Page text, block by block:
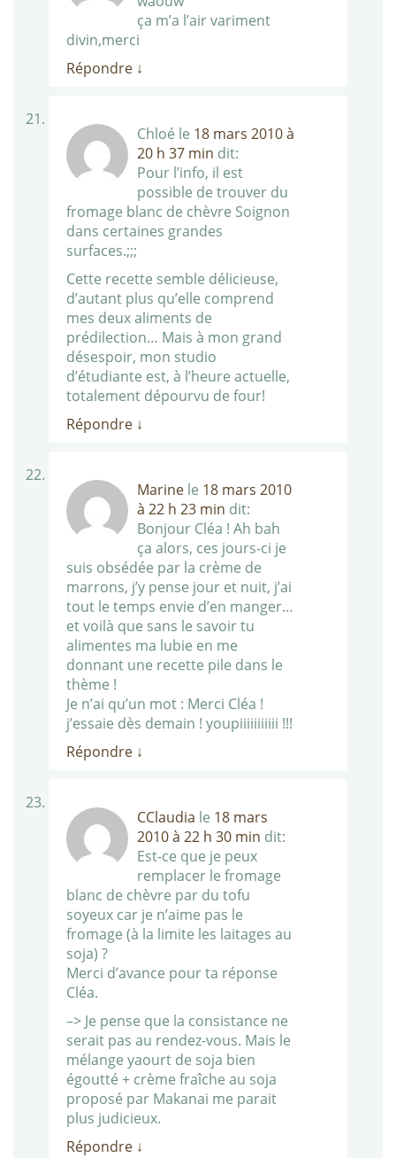
ça m’a l’air variment
divin,merci
Répondre ↓
Chloé le 18 mars 2010 à
20 h 37 min dit:
Pour l’info, il est
possible de trouver du
fromage blanc de chèvre Soignon
dans certaines grandes
surfaces.;;;
Cette recette semble délicieuse,
d’autant plus qu’elle comprend
mes deux aliments de
prédilection… Mais à mon grand
désespoir, mon studio
d’étudiante est, à l’heure actuelle,
totalement dépourvu de four!
Répondre ↓
Marine le 18 mars 2010
à 22 h 23 min dit:
Bonjour Cléa ! Ah bah
ça alors, ces jours-ci je
suis obsédée par la crème de
marrons, j’y pense jour et nuit, j’ai
tout le temps envie d’en manger…
et voilà que sans le savoir tu
alimentes ma lubie en me
donnant une recette pile dans le
thème !
Je n’ai qu’un mot : Merci Cléa !
j’essaie dès demain ! youpiiiiiiiiiii !!!
Répondre ↓
CClaudia le 18 mars
2010 à 22 h 30 min dit:
Est-ce que je peux
remplacer le fromage
blanc de chèvre par du tofu
soyeux car je n’aime pas le
fromage (à la limite les laitages au
soja) ?
Merci d’avance pour ta réponse
Cléa.
–> Je pense que la consistance ne
serait pas au rendez-vous. Mais le
mélange yaourt de soja bien
égoutté + crème fraîche au soja
proposé par Makanai me parait
plus judicieux.
Répondre ↓